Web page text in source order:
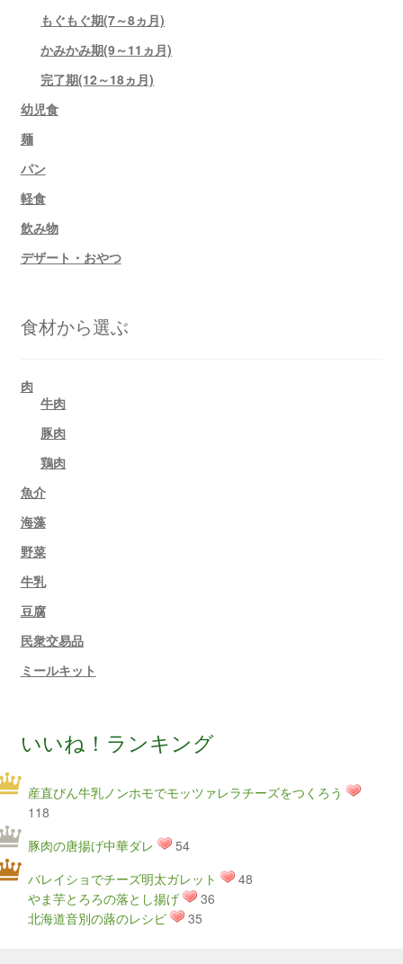
もぐもぐ期(7～8ヵ月)
かみかみ期(9～11ヵ月)
完了期(12～18ヵ月)
幼児食
麺
パン
軽食
飲み物
デザート・おやつ
食材から選ぶ
肉
牛肉
豚肉
鶏肉
魚介
海藻
野菜
牛乳
豆腐
民衆交易品
ミールキット
いいね！ランキング
産直びん牛乳ノンホモでモッツァレラチーズをつくろう
118
豚肉の唐揚げ中華ダレ
54
バレイショでチーズ明太ガレット
48
やま芋とろろの落とし揚げ
36
北海道音別の蕗のレシピ
35